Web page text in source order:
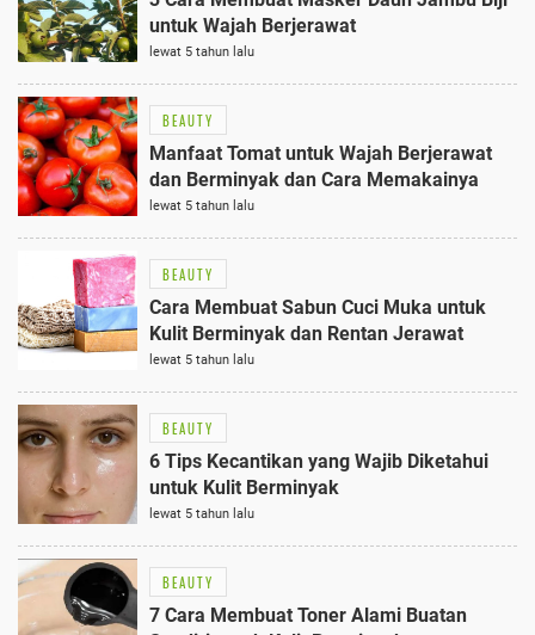
untuk Wajah Berjerawat
lewat 5 tahun lalu
BEAUTY
Manfaat Tomat untuk Wajah Berjerawat
dan Berminyak dan Cara Memakainya
lewat 5 tahun lalu
BEAUTY
Cara Membuat Sabun Cuci Muka untuk
Kulit Berminyak dan Rentan Jerawat
lewat 5 tahun lalu
BEAUTY
6 Tips Kecantikan yang Wajib Diketahui
untuk Kulit Berminyak
lewat 5 tahun lalu
BEAUTY
7 Cara Membuat Toner Alami Buatan